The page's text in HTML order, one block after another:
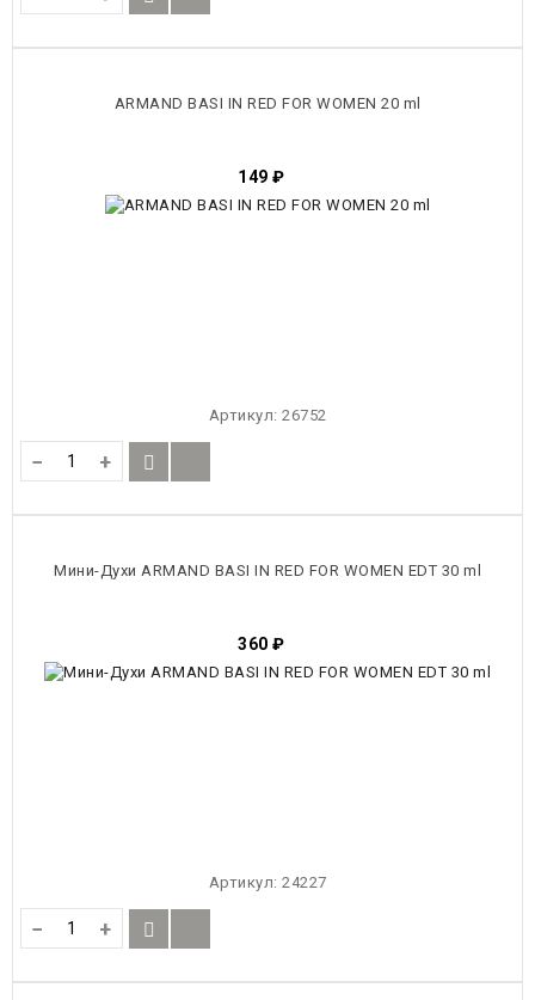
ARMAND BASI IN RED FOR WOMEN 20 ml
149 ₽
Артикул: 26752
− +
Мини-Духи ARMAND BASI IN RED FOR WOMEN EDT 30 ml
360 ₽
Артикул: 24227
− +